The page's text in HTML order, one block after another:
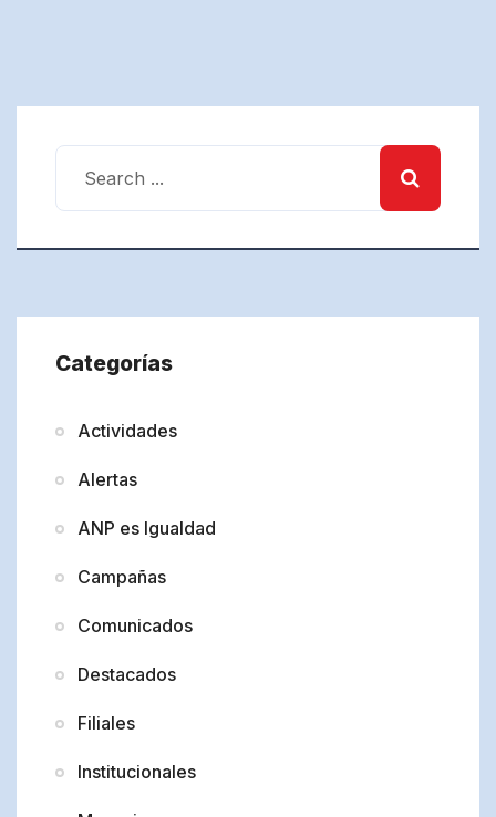
Categorías
Actividades
Alertas
ANP es Igualdad
Campañas
Comunicados
Destacados
Filiales
Institucionales